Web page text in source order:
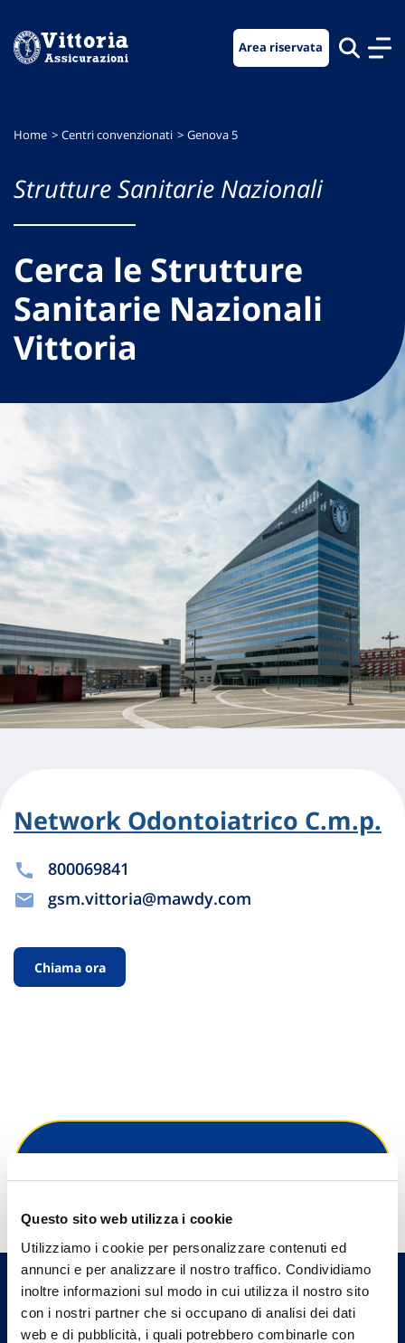
Questo sito web utilizza i cookie
Utilizziamo i cookie per personalizzare contenuti ed
annunci e per analizzare il nostro traffico. Condividiamo
inoltre informazioni sul modo in cui utilizza il nostro sito
con i nostri partner che si occupano di analisi dei dati
web e di pubblicità, i quali potrebbero combinarle con
menu
contenuto
footer
Area riservata
Home Centri convenzionati Genova 5
Strutture Sanitarie Nazionali
Cerca le Strutture
Sanitarie Nazionali
Vittoria
Network Odontoiatrico C.m.p.
800069841
gsm.vittoria@mawdy.com
Chiama ora
Hai bisogno di
informazioni?
Trova l'Agenzia più vicina a te e parla con
un nostro Agente.
Contattaci